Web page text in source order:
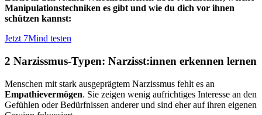
Manipulationstechniken es gibt und wie du dich vor ihnen
schützen kannst:
Jetzt 7Mind testen
2 Narzissmus-Typen: Narzisst:innen erkennen lernen
Menschen mit stark ausgeprägtem Narzissmus fehlt es an
Empathievermögen. Sie zeigen wenig aufrichtiges Interesse an den
Gefühlen oder Bedürfnissen anderer und sind eher auf ihren eigenen